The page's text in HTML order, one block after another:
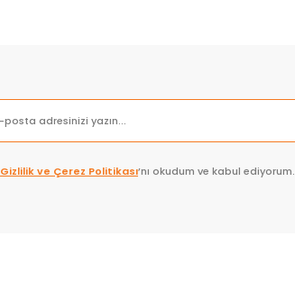
Gizlilik ve Çerez Politikası’nı okudum ve kabul ediyorum.